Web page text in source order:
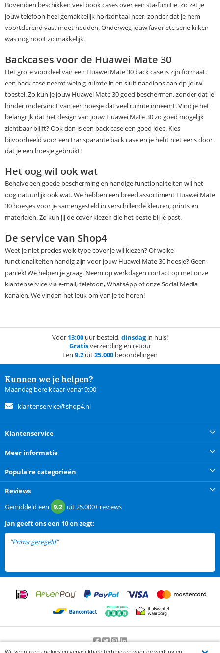
Bovendien beschikken veel book cases over een sta-functie. Zo zet je
jouw telefoon heel gemakkelijk horizontaal neer, zonder dat je hem
voortdurend vast moet houden. Onderweg jouw favoriete serie kijken
was nog nooit zo makkelijk.
Backcases voor de Huawei Mate 30
Het grote voordeel van een Huawei Mate 30 back case is zijn formaat:
een back case neemt weinig ruimte in en sluit naadloos aan op jouw
toestel. Zo kun je jouw Huawei Mate 30 goed beschermen, zonder dat je
hinder ondervindt van een hoesje dat veel ruimte inneemt. Vind je het
belangrijk dat het design van jouw Huawei Mate 30 zo goed mogelijk
zichtbaar blijft? Ook dan is een back case een goed idee. Kies
bijvoorbeeld voor een transparante back case en je hebt niet eens door
dat je een hoesje gebruikt!
Het oog wil ook wat
Behalve een goede bescherming en handige functionaliteiten wil het
oog natuurlijk ook wat. We hebben een breed assortiment Huawei Mate
30 hoesjes voor je samengesteld in verschillende kleuren, prints en
materialen. Zo kun jij de cover kiezen die het beste bij je past.
De service van Shop4
Weet je niet precies welk type cover je wil kiezen? Of welke
functionaliteiten handig zijn voor jouw Huawei Mate 30 hoesje? Geen
paniek! We helpen je graag. Neem op werkdagen contact op met onze
klantenservice via e-mail, telefoon, WhatsApp of onze Social Media
kanalen. We vinden het leuk om van je te horen!
Voor 13:00 uur besteld,dinsdagin huis!
Gratisverzending en retour
Een 9.2 uit25.000 beoordelingen
Kunnen we je helpen?
Maandag bereikbaar vanaf 9:00
klantenservice@shop4.nl
Klantenservice
Meer informatie
Populaire categorieën
Reviews
Gemiddeld een 9.2 uit25.000+ reviews
Jan geeft ons een 10 en zegt:
"Prima geregeld"
Wij gebruiken cookies en vergelijkbare technieken voor de werking en